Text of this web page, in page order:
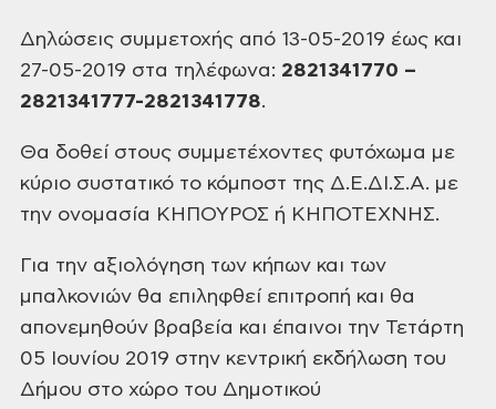
Δηλώσεις συμμετοχής από 13-05-2019 έως και
27-05-2019 στα τηλέφωνα: 2821341770 –
2821341777-2821341778.
Θα δοθεί στους συμμετέχοντες φυτόχωμα με
κύριο συστατικό το κόμποστ της Δ.Ε.ΔΙ.Σ.Α. με
την ονομασία ΚΗΠΟΥΡΟΣ ή ΚΗΠΟΤΕΧΝΗΣ.
Για την αξιολόγηση των κήπων και των
μπαλκονιών θα επιληφθεί επιτροπή και θα
απονεμηθούν βραβεία και έπαινοι την Τετάρτη
05 Ιουνίου 2019 στην κεντρική εκδήλωση του
Δήμου στο χώρο του Δημοτικού